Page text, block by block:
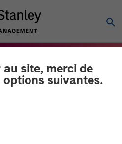
au site, merci de
options suivantes.